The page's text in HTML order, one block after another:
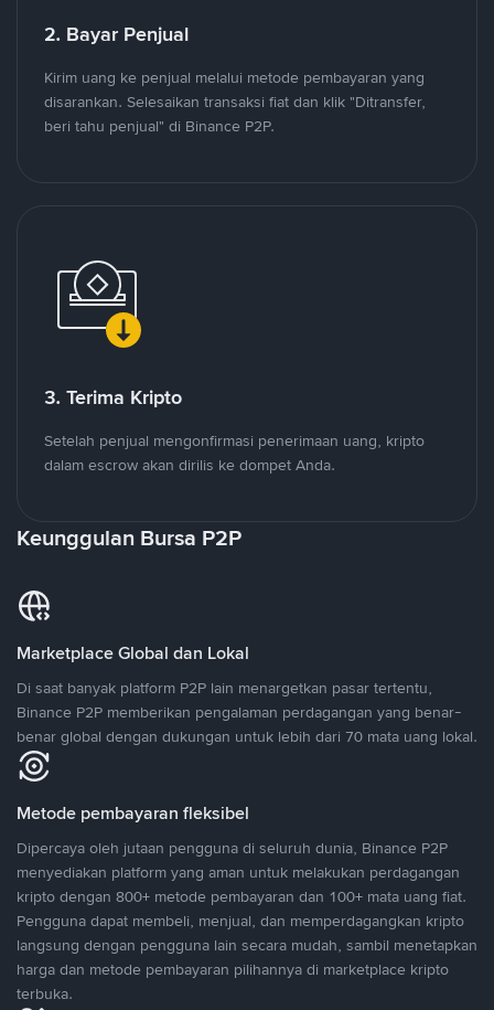
2. Bayar Penjual
Kirim uang ke penjual melalui metode pembayaran yang
disarankan. Selesaikan transaksi fiat dan klik "Ditransfer,
beri tahu penjual" di Binance P2P.
3. Terima Kripto
Setelah penjual mengonfirmasi penerimaan uang, kripto
dalam escrow akan dirilis ke dompet Anda.
Keunggulan Bursa P2P
Marketplace Global dan Lokal
Di saat banyak platform P2P lain menargetkan pasar tertentu,
Binance P2P memberikan pengalaman perdagangan yang benar-
benar global dengan dukungan untuk lebih dari 70 mata uang lokal.
Metode pembayaran fleksibel
Dipercaya oleh jutaan pengguna di seluruh dunia, Binance P2P
menyediakan platform yang aman untuk melakukan perdagangan
kripto dengan 800+ metode pembayaran dan 100+ mata uang fiat.
Pengguna dapat membeli, menjual, dan memperdagangkan kripto
langsung dengan pengguna lain secara mudah, sambil menetapkan
harga dan metode pembayaran pilihannya di marketplace kripto
terbuka.